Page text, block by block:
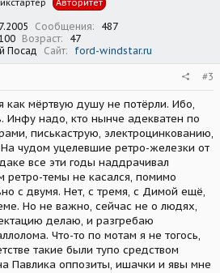
Авторитет
Сообщения
487
Возраст
47
Посад Сайт ford-windstar.ru
#3
как мёртвую душу не потёрли. Ибо,
Инфу надо, кто нынче адекватен по
писькаструю, электроцинкованию,
чудом уцелевшие ретро-железки от
все эти годы наддрачивал
ретро-темы не касался, помимо
с двумя. Нет, с тремя, с Димой ещё,
Но не важно, сейчас не о людях,
делаю, и разгребаю
Что-то по мотам я не тогось,
такие были тупо средством
Павлика оппозиты, ишачки и явы мне